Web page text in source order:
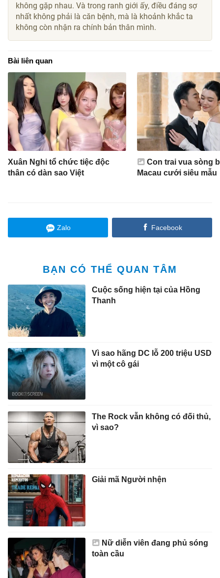
không gặp nhau. Và trong ranh giới ấy, điều đáng sợ
nhất không phải là căn bệnh, mà là khoảnh khắc ta
không còn nhận ra chính bản thân mình.
Bài liên quan
Xuân Nghi tổ chức tiệc độc
thân có dàn sao Việt
Con trai vua sòng
Macau cưới siêu mẫu
Zalo Facebook
BẠN CÓ THỂ QUAN TÂM
Cuộc sống hiện tại của Hồng
Thanh
Vì sao hãng DC lỗ 200 triệu USD
vì một cô gái
The Rock vẫn không có đối thủ,
vì sao?
Giải mã Người nhện
Nữ diễn viên đang phủ sóng
toàn cầu